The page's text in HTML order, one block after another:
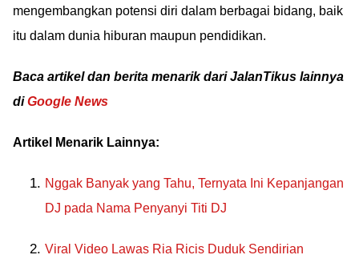
mengembangkan potensi diri dalam berbagai bidang, baik
itu dalam dunia hiburan maupun pendidikan.
Baca artikel dan berita menarik dari JalanTikus lainnya
diGoogle News
Artikel Menarik Lainnya:
Nggak Banyak yang Tahu, Ternyata Ini Kepanjangan
DJ pada Nama Penyanyi Titi DJ
Viral Video Lawas Ria Ricis Duduk Sendirian